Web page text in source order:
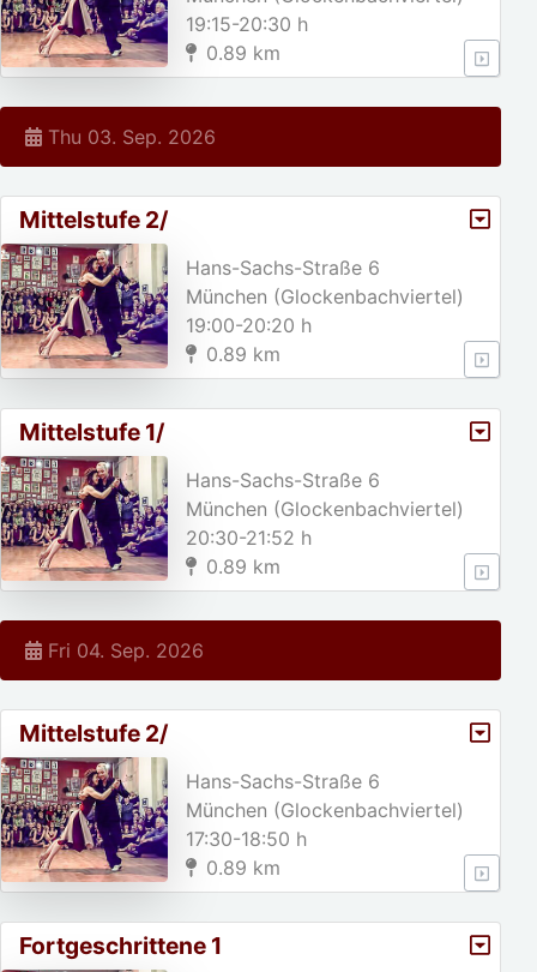
19:15-20:30 h
0.89 km
Thu 03. Sep. 2026
Mittelstufe 2/
Hans-Sachs-Straße 6
München (Glockenbachviertel)
19:00-20:20 h
0.89 km
Mittelstufe 1/
Hans-Sachs-Straße 6
München (Glockenbachviertel)
20:30-21:52 h
0.89 km
Fri 04. Sep. 2026
Mittelstufe 2/
Hans-Sachs-Straße 6
München (Glockenbachviertel)
17:30-18:50 h
0.89 km
Fortgeschrittene 1